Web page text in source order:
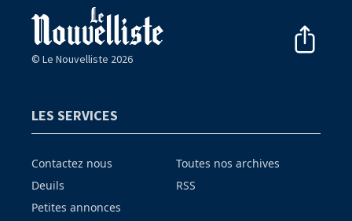
© Le Nouvelliste 2026
LES SERVICES
Contactez nous
Deuils
Petites annonces
Toutes nos archives
RSS